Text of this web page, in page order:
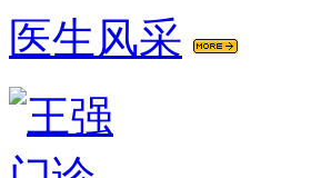
医生风采